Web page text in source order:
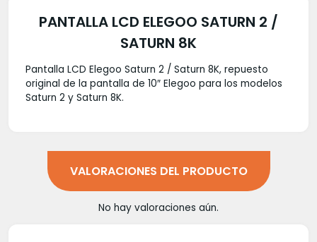
PANTALLA LCD ELEGOO SATURN 2 /
SATURN 8K
Pantalla LCD Elegoo Saturn 2 / Saturn 8K, repuesto
original de la pantalla de 10″ Elegoo para los modelos
Saturn 2 y Saturn 8K.
VALORACIONES DEL PRODUCTO
No hay valoraciones aún.